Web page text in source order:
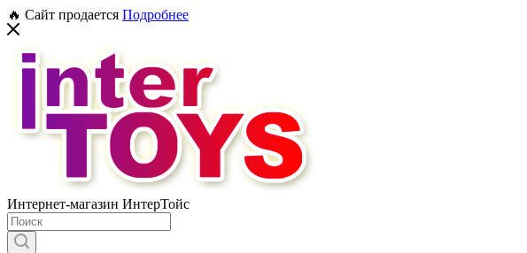
🔥 Сайт продается Подробнее
Интернет-магазин ИнтерТойс